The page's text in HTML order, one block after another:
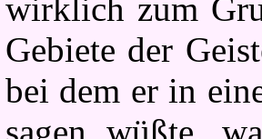
wirklich zum
Gebiete der
bei dem er in
sagen wüßte,